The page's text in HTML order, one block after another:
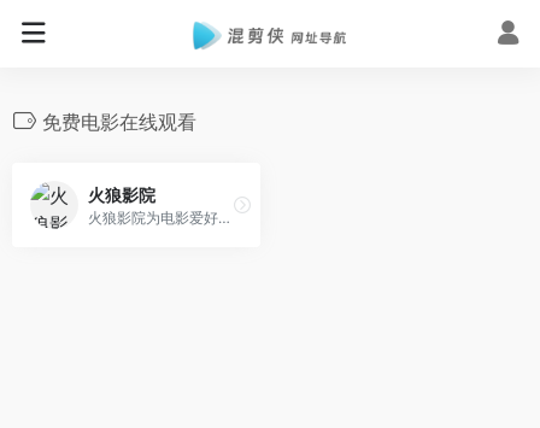
免费电影在线观看
火狼影院
火狼影院为电影爱好者提供最近上映电影、2024最新电影排行榜和热播影视大全，国内外好看的电影、电视剧、卡通动漫和综艺娱乐应有尽有，无弹窗、速度更快、每日及